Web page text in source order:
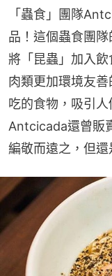
「蟲食」團隊
品！這個蟲食團
將「昆蟲」加入
肉類更加環境友
吃的食物，吸引
Antcicada還曾販
編敬而遠之，但還